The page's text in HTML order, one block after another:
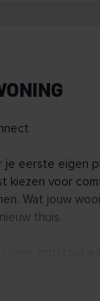
je eerste eigen
kiezen voor
Wat jouw
thuis.